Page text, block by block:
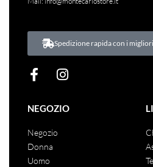
Spedizione rapida con i
NEGOZIO
Negozio
Donna
Uomo